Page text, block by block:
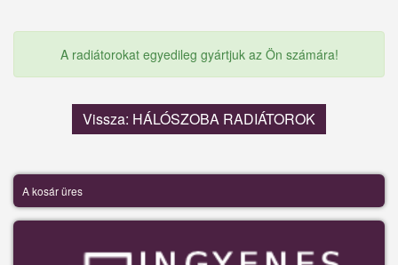
A radiátorokat egyedileg gyártjuk az Ön számára!
Vissza: HÁLÓSZOBA RADIÁTOROK
A kosár üres